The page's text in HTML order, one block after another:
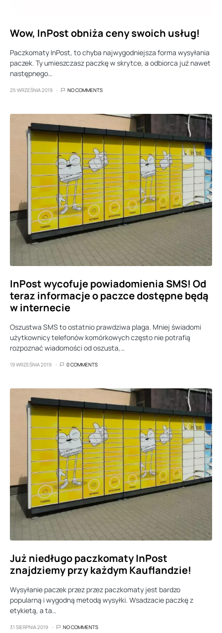
Wow, InPost obniża ceny swoich usług!
Paczkomaty InPost, to chyba najwygodniejsza forma wysyłania
paczek. Ty umieszczasz paczkę w skrytce, a odbiorca już nawet
następnego…
25 WRZEŚNIA 2019 NO COMMENTS
InPost wycofuje powiadomienia SMS! Od
teraz informacje o paczce dostępne będą
w internecie
Oszustwa SMS to ostatnio prawdziwa plaga. Mniej świadomi
użytkownicy telefonów komórkowych często nie potrafią
rozpoznać wiadomości od oszusta,…
19 WRZEŚNIA 2019 0 COMMENTS
Już niedługo paczkomaty InPost
znajdziemy przy każdym Kauflandzie!
Wysyłanie paczek przez przez paczkomaty jest bardzo
popularną i wygodną metodą wysyłki. Wsadzacie paczkę z
etykietą, a ta…
31 SIERPNIA 2019 NO COMMENTS